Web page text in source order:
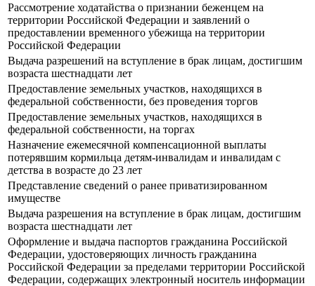
Рассмотрение ходатайства о признании беженцем на
территории Российской Федерации и заявлений о
предоставлении временного убежища на территории
Российской Федерации
Выдача разрешений на вступление в брак лицам, достигшим
возраста шестнадцати лет
Предоставление земельных участков, находящихся в
федеральной собственности, без проведения торгов
Предоставление земельных участков, находящихся в
федеральной собственности, на торгах
Назначение ежемесячной компенсационной выплаты
потерявшим кормильца детям-инвалидам и инвалидам с
детства в возрасте до 23 лет
Представление сведений о ранее приватизированном
имуществе
Выдача разрешения на вступление в брак лицам, достигшим
возраста шестнадцати лет
Оформление и выдача паспортов гражданина Российской
Федерации, удостоверяющих личность гражданина
Российской Федерации за пределами территории Российской
Федерации, содержащих электронный носитель информации